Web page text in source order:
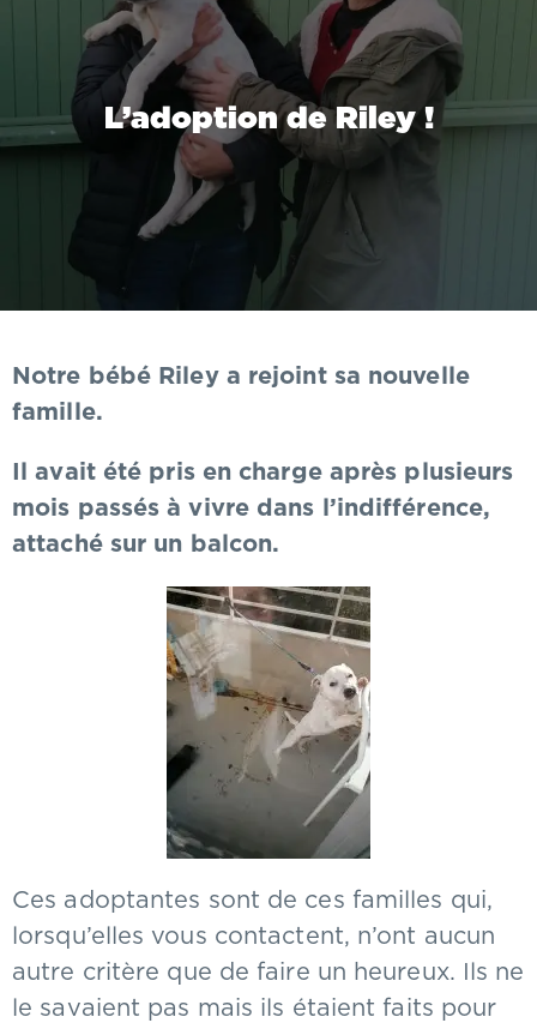
L’adoption de Riley !
Notre bébé Riley a rejoint sa nouvelle
famille.
Il avait été pris en charge après plusieurs
mois passés à vivre dans l’indifférence,
attaché sur un balcon.
Ces adoptantes sont de ces familles qui,
lorsqu’elles vous contactent, n’ont aucun
autre critère que de faire un heureux. Ils ne
le savaient pas mais ils étaient faits pour